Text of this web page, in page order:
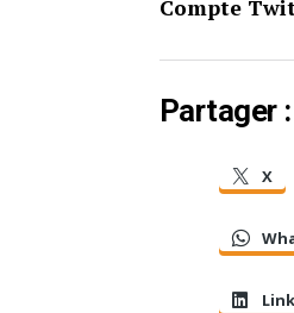
Compte
Partager :
X